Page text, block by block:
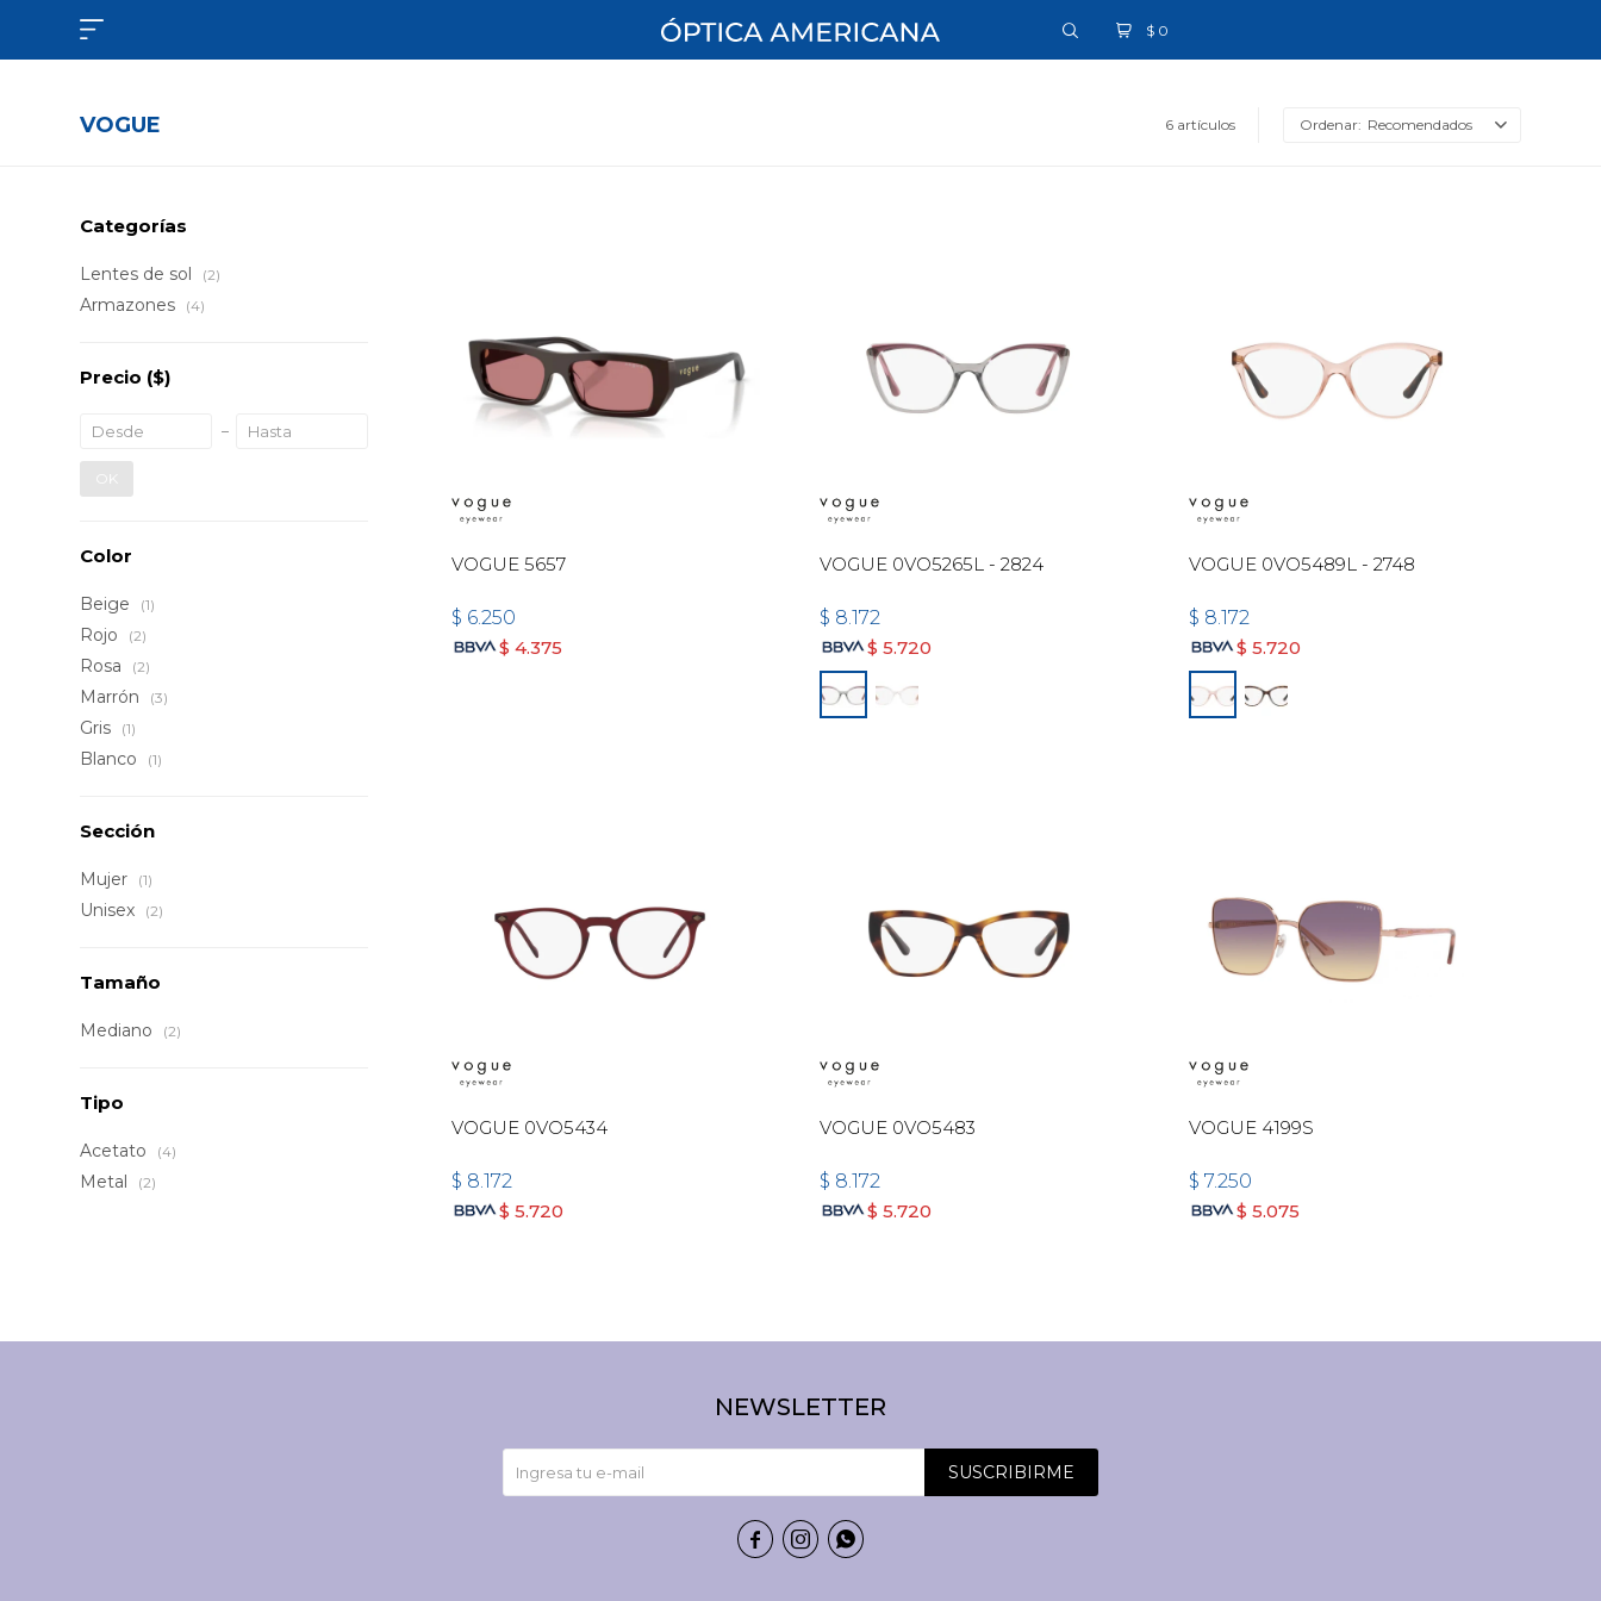
$ 0

VOGUE 6 artículos Recomendados
VOGUE 5657
$ 6.250
$ 4.375
VOGUE 0VO5265L - 2824
$ 8.172
$ 5.720
VOGUE 0VO5489L - 2748
$ 8.172
$ 5.720
VOGUE 0VO5434
$ 8.172
$ 5.720
VOGUE 0VO5483
$ 8.172
$ 5.720
VOGUE 4199S
$ 7.250
$ 5.075
Categorías
Lentes de sol (2)
Armazones (4)
Precio ($)
OK
Color
Beige (1)
Rojo (2)
Rosa (2)
Marrón (3)
Gris (1)
Blanco (1)
Sección
Mujer (1)
Unisex (2)
Tamaño
Mediano (2)
Tipo
Acetato (4)
Metal (2)
NEWSLETTER
SUSCRIBIRME
  